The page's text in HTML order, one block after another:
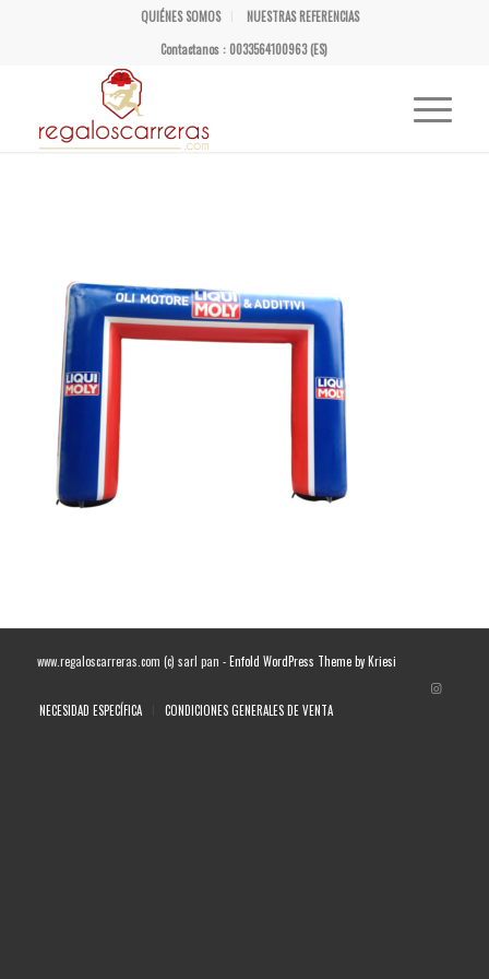
QUIÉNES SOMOS
NUESTRAS REFERENCIAS
Contactanos : 0033564100963 (ES)
www.regaloscarreras.com (c) sarl pan -Enfold WordPress Theme by Kriesi
NECESIDAD ESPECÍFICA CONDICIONES GENERALES DE VENTA